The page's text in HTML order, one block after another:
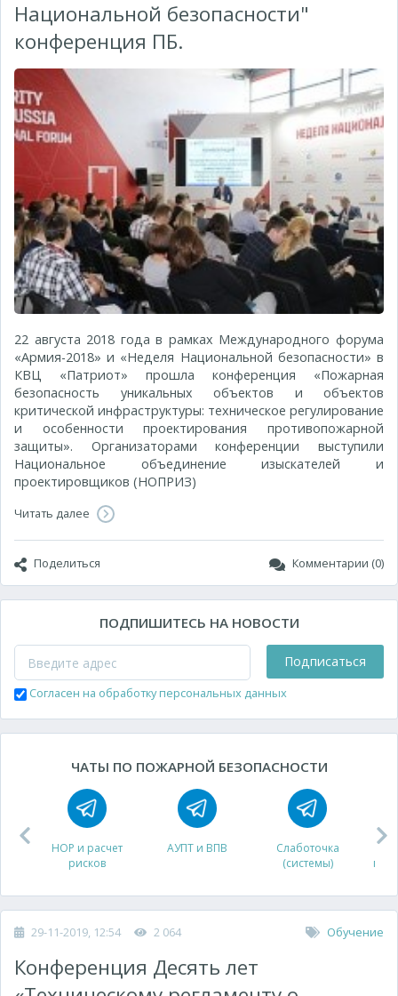
Национальной безопасности"
конференция ПБ.
22 августа 2018 года в рамках Международного форума
«Армия-2018» и «Неделя Национальной безопасности» в
КВЦ «Патриот» прошла конференция «Пожарная
безопасность уникальных объектов и объектов
критической инфраструктуры: техническое регулирование
и особенности проектирования противопожарной
защиты». Организаторами конференции выступили
Национальное объединение изыскателей и
проектировщиков (НОПРИЗ)
Читать далее
Поделиться Комментарии (0)
ПОДПИШИТЕСЬ НА НОВОСТИ
Подписаться
Согласен на обработку персональных данных
ЧАТЫ ПО ПОЖАРНОЙ БЕЗОПАСНОСТИ
НОР и расчет
рисков
АУПТ и ВПВ
Слаботочка
(системы)
29-11-2019, 12:54 2 064 Обучение
Конференция Десять лет